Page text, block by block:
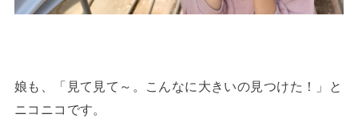
娘も、「見て見て～。こんなに大きいの見つけた！」と
ニコニコです。